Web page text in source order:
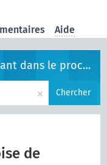
Aide
le processus législatif
× Chercher
de